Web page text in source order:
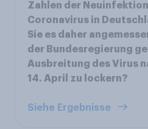
Zahlen der
Coronavirus in
Sie es daher
der Bundesregierung
Ausbreitung des Virus
14. April zu lockern?
Siehe Ergebnisse